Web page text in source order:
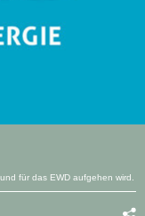
für das EWD aufgehen wird.